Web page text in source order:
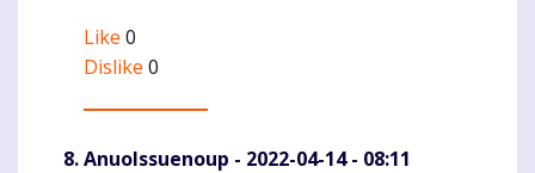
Like 0
Dislike 0
AnuoIssuenoup - 2022-04-14 - 08:11